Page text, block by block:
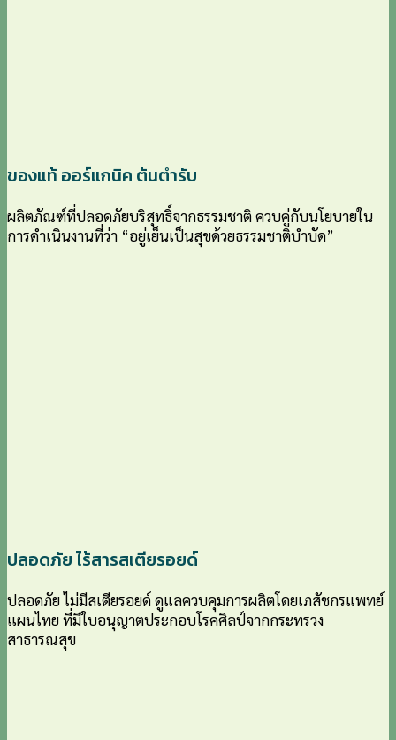
ของแท้ ออร์แกนิค ต้นตำรับ
ผลิตภัณฑ์ที่ปลอดภัยบริสุทธิ์จากธรรมชาติ ควบคู่กับนโยบายใน
การดำเนินงานที่ว่า “อยู่เย็นเป็นสุขด้วยธรรมชาติบำบัด”
ปลอดภัย ไร้สารสเตียรอยด์
ปลอดภัย ไม่มีสเตียรอยด์ ดูแลควบคุมการผลิตโดยเภสัชกรแพทย์
แผนไทย ที่มีใบอนุญาตประกอบโรคศิลป์จากกระทรวง
สาธารณสุข